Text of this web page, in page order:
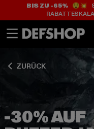
BIS ZU -65%😲💥
ZURÜCK
-30% AUF